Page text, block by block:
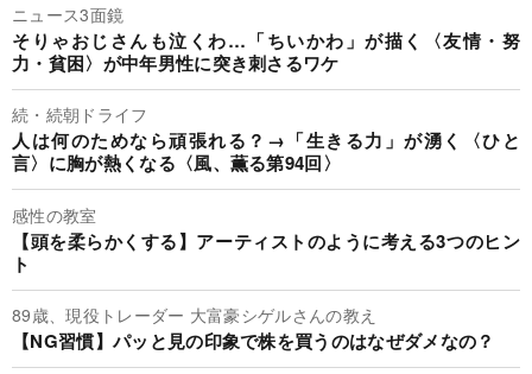
ニュース3面鏡
そりゃおじさんも泣くわ…「ちいかわ」が描く〈友情・努
力・貧困〉が中年男性に突き刺さるワケ
続・続朝ドライフ
人は何のためなら頑張れる？→「生きる力」が湧く〈ひと
言〉に胸が熱くなる〈風、薫る第94回〉
感性の教室
【頭を柔らかくする】アーティストのように考える3つのヒン
ト
89歳、現役トレーダー 大富豪シゲルさんの教え
【NG習慣】パッと見の印象で株を買うのはなぜダメなの？